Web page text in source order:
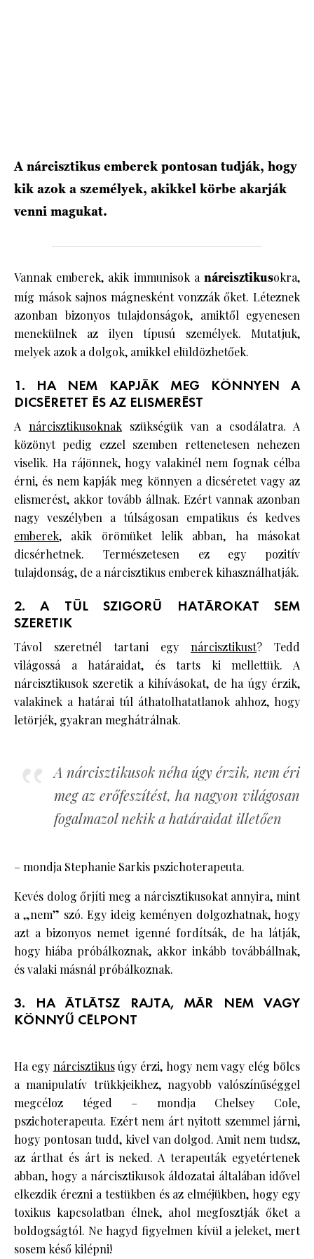
A nárcisztikus emberek pontosan tudják, hogy
kik azok a személyek, akikkel körbe akarják
venni magukat.
Vannak emberek, akik immunisok a nárcisztikusokra,
míg mások sajnos mágnesként vonzzák őket. Léteznek
azonban bizonyos tulajdonságok, amiktől egyenesen
menekülnek az ilyen típusú személyek. Mutatjuk,
melyek azok a dolgok, amikkel elüldözhetőek.
1. HA NEM KAPJÁK MEG KÖNNYEN A
DICSÉRETET ÉS AZ ELISMERÉST
A nárcisztikusoknakszükségük van a csodálatra. A
közönyt pedig ezzel szemben rettenetesen nehezen
viselik. Ha rájönnek, hogy valakinél nem fognak célba
érni, és nem kapják meg könnyen a dicséretet vagy az
elismerést, akkor tovább állnak. Ezért vannak azonban
nagy veszélyben a túlságosan empatikus és kedves
emberek, akik örömüket lelik abban, ha másokat
dicsérhetnek. Természetesen ez egy pozitív
tulajdonság, de a nárcisztikus emberek kihasználhatják.
2. A TÚL SZIGORÚ HATÁROKAT SEM
SZERETIK
Távol szeretnél tartani egy nárcisztikust? Tedd
világossá a határaidat, és tarts ki mellettük. A
nárcisztikusok szeretik a kihívásokat, de ha úgy érzik,
valakinek a határai túl áthatolhatatlanok ahhoz, hogy
letörjék, gyakran meghátrálnak.
A nárcisztikusok néha úgy érzik, nem éri
meg az erőfeszítést, ha nagyon világosan
fogalmazol nekik a határaidat illetően
– mondja Stephanie Sarkis pszichoterapeuta.
Kevés dolog őrjíti meg a nárcisztikusokat annyira, mint
a „nem” szó. Egy ideig keményen dolgozhatnak, hogy
azt a bizonyos nemet igenné fordítsák, de ha látják,
hogy hiába próbálkoznak, akkor inkább továbbállnak,
és valaki másnál próbálkoznak.
3. HA ÁTLÁTSZ RAJTA, MÁR NEM VAGY
KÖNNYŰ CÉLPONT
Ha egy nárcisztikusúgy érzi, hogy nem vagy elég bölcs
a manipulatív trükkjeikhez, nagyobb valószínűséggel
megcéloz téged – mondja Chelsey Cole,
pszichoterapeuta. Ezért nem árt nyitott szemmel járni,
hogy pontosan tudd, kivel van dolgod. Amit nem tudsz,
az árthat és árt is neked. A terapeuták egyetértenek
abban, hogy a nárcisztikusok áldozatai általában idővel
elkezdik érezni a testükben és az elméjükben, hogy egy
toxikus kapcsolatban élnek, ahol megfosztják őket a
boldogságtól. Ne hagyd figyelmen kívül a jeleket, mert
sosem késő kilépni!